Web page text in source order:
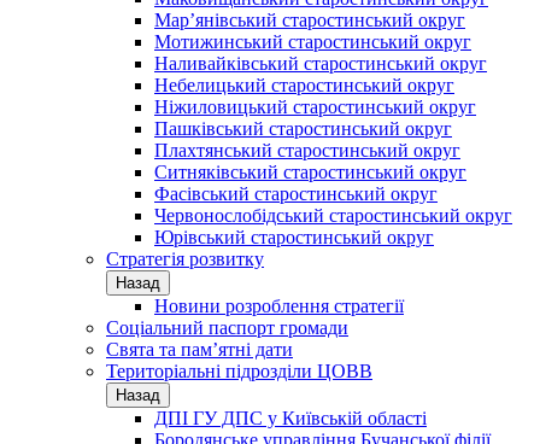
Мар’янівський старостинський округ
Мотижинський старостинський округ
Наливайківський старостинський округ
Небелицький старостинський округ
Ніжиловицький старостинський округ
Пашківський старостинський округ
Плахтянський старостинський округ
Ситняківський старостинський округ
Фасівський старостинський округ
Червонослобідський старостинський округ
Юрівський старостинський округ
Стратегія розвитку
Назад
Новини розроблення стратегії
Соціальний паспорт громади
Свята та пам’ятні дати
Територіальні підрозділи ЦОВВ
Назад
ДПІ ГУ ДПС у Київській області
Бородянське управління Бучанської філії